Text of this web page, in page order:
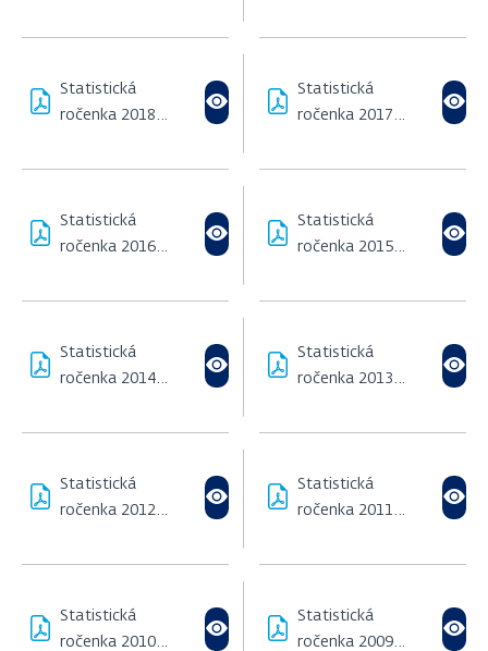
Statistická
ročenka 2018
Statistická
ročenka 2017
Statistická
ročenka 2016
Statistická
ročenka 2015
Statistická
ročenka 2014
Statistická
ročenka 2013
Statistická
ročenka 2012
Statistická
ročenka 2011
Statistická
ročenka 2010
Statistická
ročenka 2009